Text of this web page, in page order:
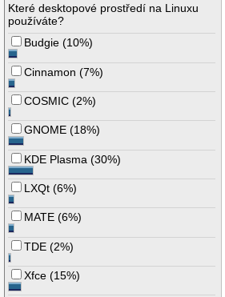
Které desktopové prostředí na Linuxu
používáte?
Budgie (10%)
Cinnamon (7%)
COSMIC (2%)
GNOME (18%)
KDE Plasma (30%)
LXQt (6%)
MATE (6%)
TDE (2%)
Xfce (15%)